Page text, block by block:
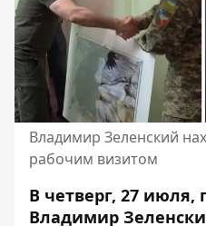
Владимир Зеленский
рабочим визитом
В четверг, 27
Владимир